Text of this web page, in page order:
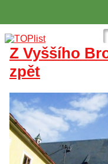
Z Vyššího
zpět